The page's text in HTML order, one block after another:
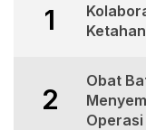
1
2
Obat
Operasi